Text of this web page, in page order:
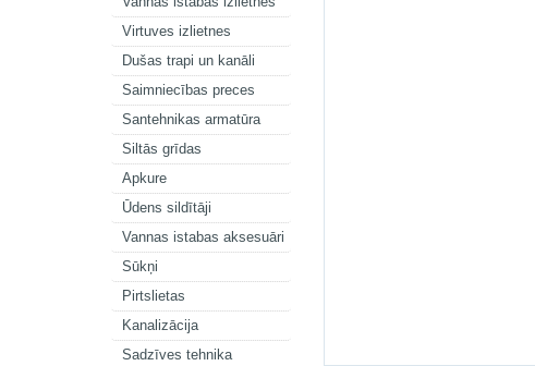
Virtuves izlietnes
Dušas trapi un kanāli
Saimniecības preces
Santehnikas armatūra
Siltās grīdas
Apkure
Ūdens sildītāji
Vannas istabas aksesuāri
Sūkņi
Pirtslietas
Kanalizācija
Sadzīves tehnika